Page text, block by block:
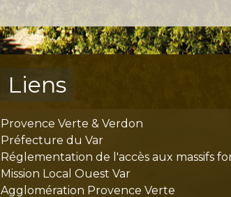
Liens
Provence Verte & Verdon
Préfecture du Var
Réglementation de l'accès aux massifs
Mission Local Ouest Var
Agglomération Provence Verte